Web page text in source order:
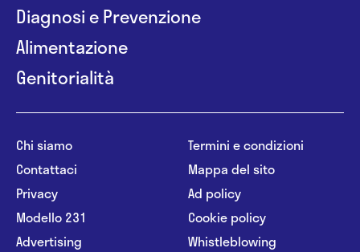
Diagnosi e Prevenzione
Alimentazione
Genitorialità
Chi siamo
Contattaci
Privacy
Modello 231
Advertising
Termini e condizioni
Mappa del sito
Ad policy
Cookie policy
Whistleblowing